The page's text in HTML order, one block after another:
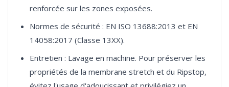
renforcée sur les zones exposées.
Normes de sécurité : EN ISO 13688:2013 et EN
14058:2017 (Classe 13XX).
Entretien : Lavage en machine. Pour préserver les
propriétés de la membrane stretch et du Ripstop,